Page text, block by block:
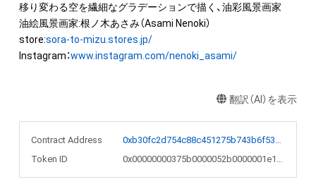
移り変わる空を繊細なグラデーションで描く、油彩風景画家
油絵風景画家:根ノ木あさみ（Asami Nenoki）
store:sora-to-mizu.stores.jp/
Instagram：www.instagram.com/nenoki_asami/
翻訳（AI）を表示
Contract Address
Token ID